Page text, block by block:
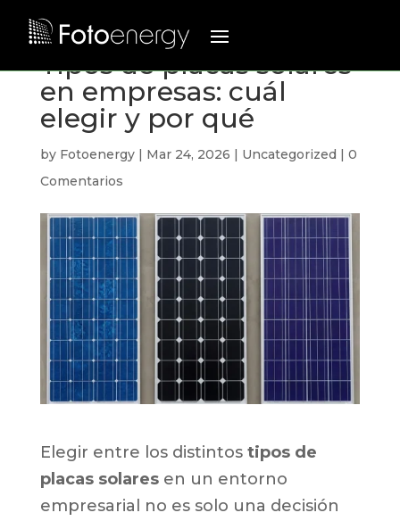
Tipos de placas solares
en empresas: cuál
elegir y por qué
by Fotoenergy| Mar 24, 2026 | Uncategorized | 0
Comentarios
Elegir entre los distintos tipos de
placas solaresen un entorno
empresarial no es solo una decisión